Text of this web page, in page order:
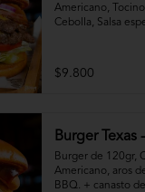
Americano,
Cebolla, Salsa
$9.800
Burger Texas -
Burger de 120gr,
Americano, aros
BBQ. + canasto